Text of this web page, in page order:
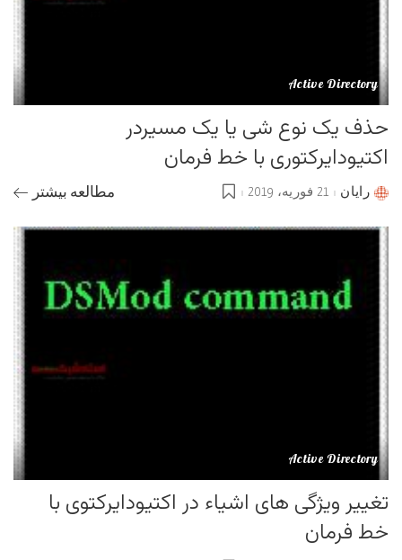
Active Directory
حذف یک نوع شی یا یک مسیردر
اکتیودایرکتوری با خط فرمان
Postedرایان 21 فوریه، 2019 مطالعه بیشتر
Active Directory
تغییر ویژگی های اشیاء در اکتیودایرکتوی با
خط فرمان